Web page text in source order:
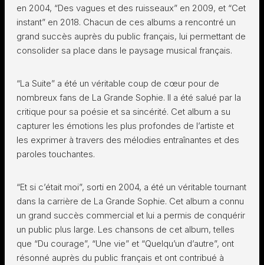
en 2004, “Des vagues et des ruisseaux” en 2009, et “Cet
instant” en 2018. Chacun de ces albums a rencontré un
grand succès auprès du public français, lui permettant de
consolider sa place dans le paysage musical français.
“La Suite” a été un véritable coup de cœur pour de
nombreux fans de La Grande Sophie. Il a été salué par la
critique pour sa poésie et sa sincérité. Cet album a su
capturer les émotions les plus profondes de l’artiste et
les exprimer à travers des mélodies entraînantes et des
paroles touchantes.
“Et si c’était moi”, sorti en 2004, a été un véritable tournant
dans la carrière de La Grande Sophie. Cet album a connu
un grand succès commercial et lui a permis de conquérir
un public plus large. Les chansons de cet album, telles
que “Du courage”, “Une vie” et “Quelqu’un d’autre”, ont
résonné auprès du public français et ont contribué à